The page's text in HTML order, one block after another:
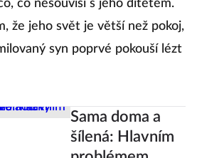
co nesouvisí s jeho dítětem.
že jeho svět je větší než pokoj,
syn poprvé pokouší lézt
Sama doma a
šílená: Hlavním